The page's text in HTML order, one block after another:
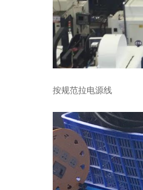
按规范拉电源线